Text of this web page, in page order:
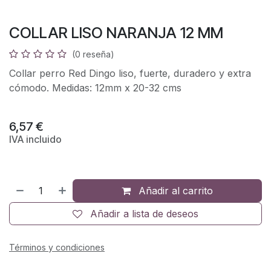
COLLAR LISO NARANJA 12 MM
(0 reseña)
Collar perro Red Dingo liso, fuerte, duradero y extra
cómodo. Medidas: 12mm x 20-32 cms
6,57 €
IVA incluido
Añadir al carrito
Añadir a lista de deseos
Términos y condiciones